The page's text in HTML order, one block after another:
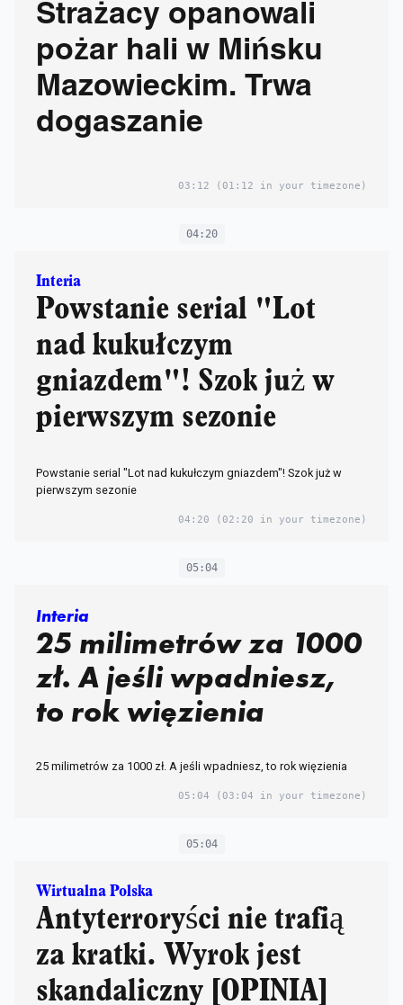
Strażacy opanowali
pożar hali w Mińsku
Mazowieckim. Trwa
dogaszanie
03:12 (01:12 in your timezone)
04:20
Interia
Powstanie serial "Lot
nad kukułczym
gniazdem"! Szok już w
pierwszym sezonie
Powstanie serial "Lot nad kukułczym gniazdem"! Szok już w
pierwszym sezonie
04:20 (02:20 in your timezone)
05:04
Interia
25 milimetrów za 1000
zł. A jeśli wpadniesz,
to rok więzienia
25 milimetrów za 1000 zł. A jeśli wpadniesz, to rok więzienia
05:04 (03:04 in your timezone)
05:04
Wirtualna Polska
Antyterroryści nie trafią
za kratki. Wyrok jest
skandaliczny [OPINIA]